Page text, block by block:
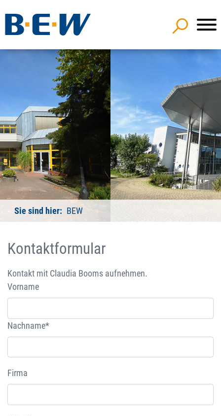
Sie sind hier: BEW
Kontaktformular
Kontakt mit Claudia Booms aufnehmen.
Vorname
Nachname*
Firma